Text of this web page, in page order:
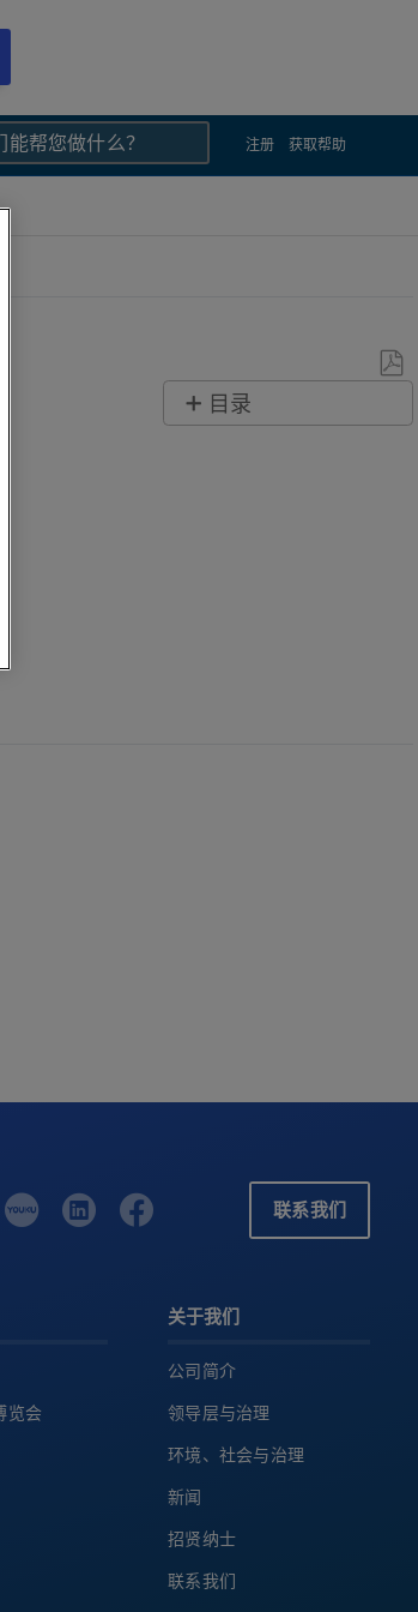
注册 获取帮助
存
目录
联系我们
览会
关于我们
公司简介
领导层与治理
环境、社会与治理
新闻
招贤纳士
联系我们